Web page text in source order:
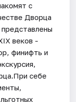
с
Дворца
веков -
финифть и
себе